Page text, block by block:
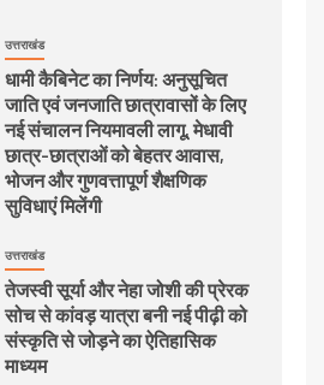
उत्तराखंड
धामी कैबिनेट का निर्णय: अनुसूचित
जाति एवं जनजाति छात्रावासों के लिए
नई संचालन नियमावली लागू, मेधावी
छात्र-छात्राओं को बेहतर आवास,
भोजन और गुणवत्तापूर्ण शैक्षणिक
सुविधाएं मिलेंगी
उत्तराखंड
तेजस्वी सूर्या और नेहा जोशी की प्रेरक
सोच से कांवड़ यात्रा बनी नई पीढ़ी को
संस्कृति से जोड़ने का ऐतिहासिक
माध्यम